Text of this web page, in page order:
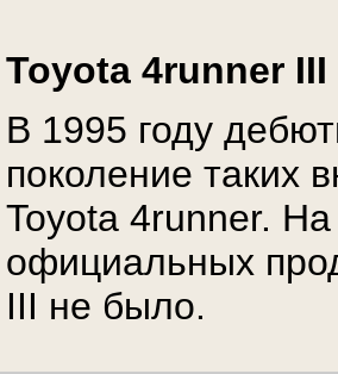
Toyota 4runner III
В 1995 году
поколение таких
Toyota 4runner.
официальных
III не было.